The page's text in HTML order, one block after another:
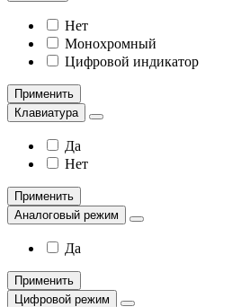
Нет
Монохромный
Цифровой индикатор
Применить
Клавиатура
Да
Нет
Применить
Аналоговый режим
Да
Применить
Цифровой режим